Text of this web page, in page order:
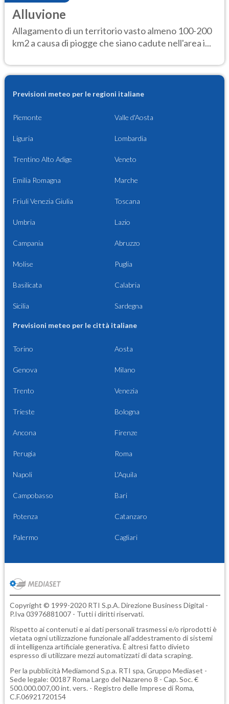
Alluvione
Allagamento di un territorio vasto almeno 100-200
km2 a causa di piogge che siano cadute nell'area i...
Previsioni meteo per le regioni italiane
Piemonte Valle d'Aosta
Liguria Lombardia
Trentino Alto Adige Veneto
Emilia Romagna Marche
Friuli Venezia Giulia Toscana
Umbria Lazio
Campania Abruzzo
Molise Puglia
Basilicata Calabria
Sicilia Sardegna
Previsioni meteo per le città italiane
Torino Aosta
Genova Milano
Trento Venezia
Trieste Bologna
Ancona Firenze
Perugia Roma
Napoli L'Aquila
Campobasso Bari
Potenza Catanzaro
Palermo Cagliari
Copyright © 1999-2020 RTI S.p.A. Direzione Business Digital -
P.Iva 03976881007 - Tutti i diritti riservati.
Rispetto ai contenuti e ai dati personali trasmessi e/o riprodotti è
vietata ogni utilizzazione funzionale all'addestramento di sistemi
di intelligenza artificiale generativa. È altresì fatto divieto
espresso di utilizzare mezzi automatizzati di data scraping.
Per la pubblicità Mediamond S.p.a. RTI spa, Gruppo Mediaset -
Sede legale: 00187 Roma Largo del Nazareno 8 - Cap. Soc. €
500.000.007,00 int. vers. - Registro delle Imprese di Roma,
C.F.06921720154